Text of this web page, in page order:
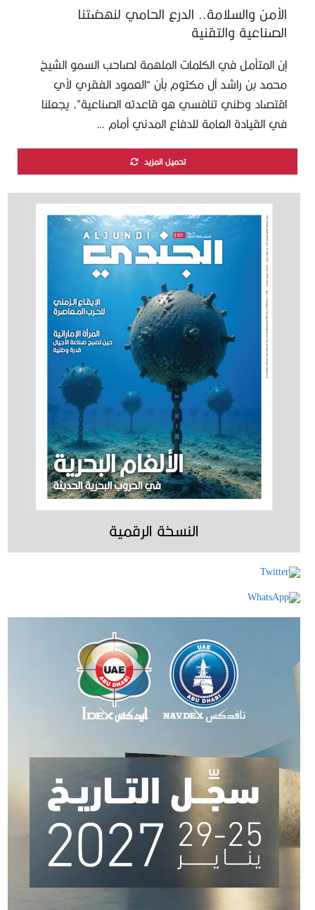
الأمن والسلامة.. الدرع الحامي لنهضتنا
الصناعية والتقنية
إن المتأمل في الكلمات الملهمة لصاحب السمو الشيخ
محمد بن راشد آل مكتوم بأن “العمود الفقري لأي
اقتصاد وطني تنافسي هو قاعدته الصناعية”، يجعلنا
في القيادة العامة للدفاع المدني أمام …
تحميل المزيد
النسخة الرقمية